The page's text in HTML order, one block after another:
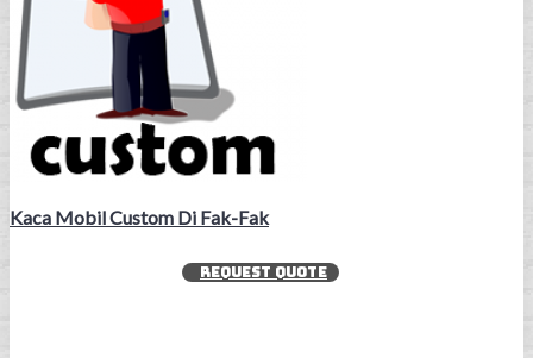
Kaca Mobil Custom Di Fak-Fak
REQUEST QUOTE